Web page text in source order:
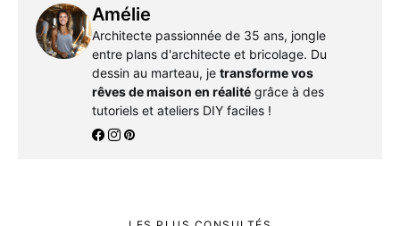
Amélie
Architecte passionnée de 35 ans, jongle
entre plans d'architecte et bricolage. Du
dessin au marteau, je transforme vos
rêves de maison en réalitégrâce à des
tutoriels et ateliers DIY faciles !